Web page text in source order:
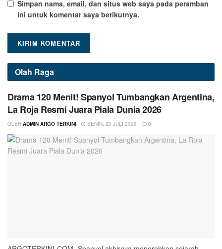
Simpan nama, email, dan situs web saya pada peramban
ini untuk komentar saya berikutnya.
Olah Raga
Drama 120 Menit! Spanyol Tumbangkan Argentina,
La Roja Resmi Juara Piala Dunia 2026
OLEH ADMIN ARGO TERKINI SENIN, 20 JULI 2026 0